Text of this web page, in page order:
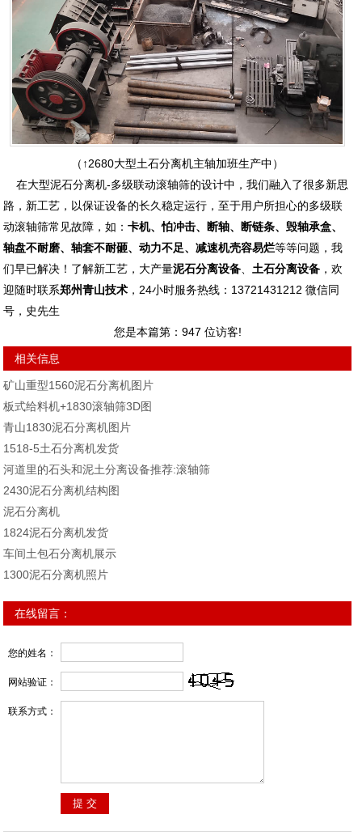
（↑2680大型土石分离机主轴加班生产中）
在大型泥石分离机-多级联动滚轴筛的设计中，我们融入了很多新思
路，新工艺，以保证设备的长久稳定运行，至于用户所担心的多级联
动滚轴筛常见故障，如：卡机、怕冲击、断轴、断链条、毁轴承盒、
轴盘不耐磨、轴套不耐砸、动力不足、减速机壳容易烂等等问题，我
们早已解决！了解新工艺，大产量泥石分离设备 土石分离设备 ，欢
迎随时联系郑州青山技术 ，24小时服务热线：13721431212 微信同
号，史先生
您是本篇第： 947 位访客!
相关信息
矿山重型1560泥石分离机图片
板式给料机+1830滚轴筛3D图
青山1830泥石分离机图片
1518-5土石分离机发货
河道里的石头和泥土分离设备推荐:滚轴筛
2430泥石分离机结构图
泥石分离机
1824泥石分离机发货
车间土包石分离机展示
1300泥石分离机照片
在线留言：
您的姓名：
网站验证：
联系方式：